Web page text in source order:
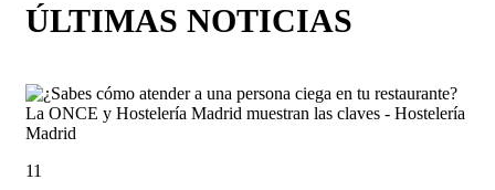
ÚLTIMAS NOTICIAS
11